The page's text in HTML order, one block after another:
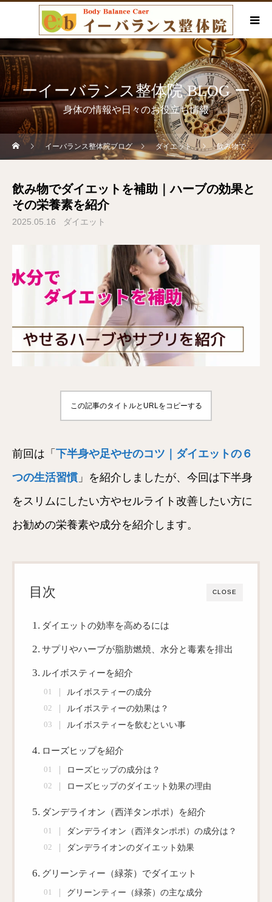
ーイーバランス整体院 BLOG ー
身体の情報や日々のお役立ち情報
イーバランス整体院ブログ ダイエット 飲み物でダイエットを補助｜ハーブの効果とその栄養素を紹介
飲み物でダイエットを補助｜ハーブの効果と
その栄養素を紹介
2025.05.16 ダイエット
この記事のタイトルとURLをコピーする
前回は「 下半身や足やせのコツ｜ダイエットの６
つの生活習慣 」を紹介しましたが、今回は下半身
をスリムにしたい方やセルライト改善したい方に
お勧めの栄養素や成分を紹介します。
CLOSE
目次
ダイエットの効率を高めるには
サプリやハーブが脂肪燃焼、水分と毒素を排出
ルイボスティーを紹介
ルイボスティーの成分
ルイボスティーの効果は？
ルイボスティーを飲むといい事
ローズヒップを紹介
ローズヒップの成分は？
ローズヒップのダイエット効果の理由
ダンデライオン（西洋タンポポ）を紹介
ダンデライオン（西洋タンポポ）の成分は？
ダンデライオンのダイエット効果
グリーンティー（緑茶）でダイエット
グリーンティー（緑茶）の主な成分